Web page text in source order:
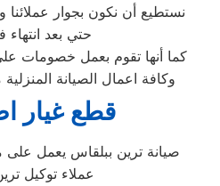
نستطيع أن نكون بجوار
حتي بعد انتهاء
كما أنها تقوم بعمل خصومات علي
وكافة اعمال الصيانة
قطع غيار
صيانة ترين ببلقاس‏ يعمل
عملاء توكيل